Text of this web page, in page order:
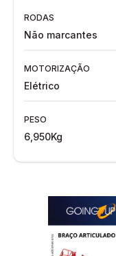
RODAS
Não marcantes
MOTORIZAÇÃO
Elétrico
PESO
6,950Kg